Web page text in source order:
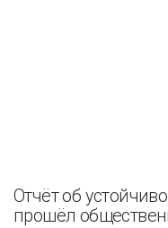
Отчёт об
прошёл